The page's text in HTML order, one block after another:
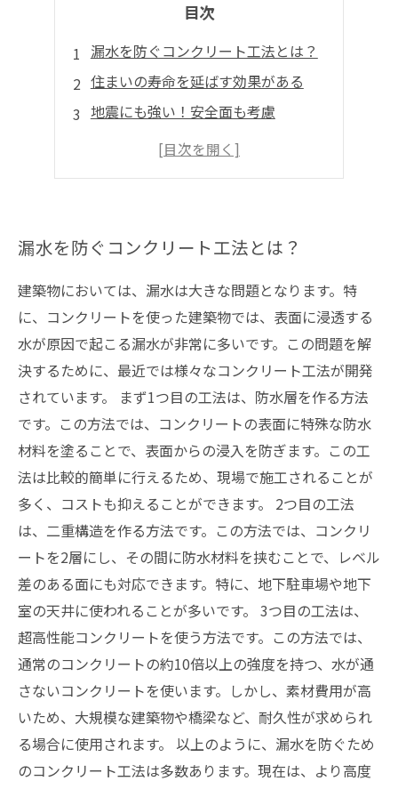
目次
漏水を防ぐコンクリート工法とは？
住まいの寿命を延ばす効果がある
地震にも強い！安全面も考慮
工事期間が短く、費用も抑えられる
漏水を防ぐコンクリート工法とは？
建築物においては、漏水は大きな問題となります。特
に、コンクリートを使った建築物では、表面に浸透する
水が原因で起こる漏水が非常に多いです。この問題を解
決するために、最近では様々なコンクリート工法が開発
されています。 まず1つ目の工法は、防水層を作る方法
です。この方法では、コンクリートの表面に特殊な防水
材料を塗ることで、表面からの浸入を防ぎます。この工
法は比較的簡単に行えるため、現場で施工されることが
多く、コストも抑えることができます。 2つ目の工法
は、二重構造を作る方法です。この方法では、コンクリ
ートを2層にし、その間に防水材料を挟むことで、レベル
差のある面にも対応できます。特に、地下駐車場や地下
室の天井に使われることが多いです。 3つ目の工法は、
超高性能コンクリートを使う方法です。この方法では、
通常のコンクリートの約10倍以上の強度を持つ、水が通
さないコンクリートを使います。しかし、素材費用が高
いため、大規模な建築物や橋梁など、耐久性が求められ
る場合に使用されます。 以上のように、漏水を防ぐため
のコンクリート工法は多数あります。現在は、より高度